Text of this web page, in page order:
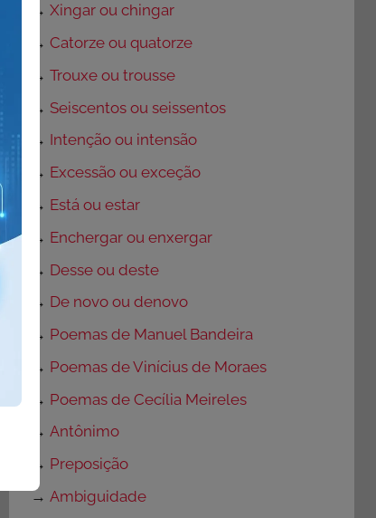
→Xingar ou chingar
→Catorze ou quatorze
→Trouxe ou trousse
→ Seiscentos ou seissentos
→ Intenção ou intensão
→ Excessão ou exceção
→ Está ou estar
→ Enchergar ou enxergar
→ Desse ou deste
→ De novo ou denovo
→ Poemas de Manuel Bandeira
→ Poemas de Vinícius de Moraes
→ Poemas de Cecília Meireles
→Antônimo
→ Preposição
→Ambiguidade